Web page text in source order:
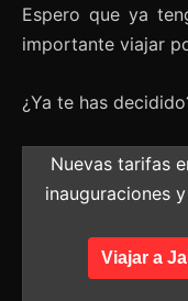
Espero que ya
importante viajar
¿Ya te has
Nuevas tarifas
inauguraciones
Viajar a